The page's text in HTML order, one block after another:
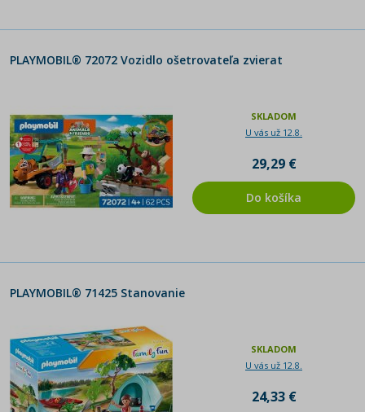
PLAYMOBIL® Figures
Magic
Air Stuntshow
Discover the Planet
Wiltopia
PLAYMOBIL® Miraculous
PLAYMOBIL® 72072 Vozidlo ošetrovateľa zvierat
SKLADOM
U vás už 12.8.
29,29 €
Do košíka
PLAYMOBIL® 71425 Stanovanie
SKLADOM
U vás už 12.8.
24,33 €